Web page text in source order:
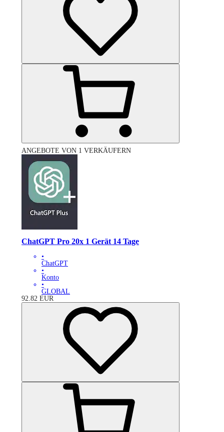
ANGEBOTE VON 1 VERKÄUFERN
ChatGPT Pro 20x 1 Gerät 14 Tage
•
ChatGPT
•
Konto
•
GLOBAL
92.82 EUR